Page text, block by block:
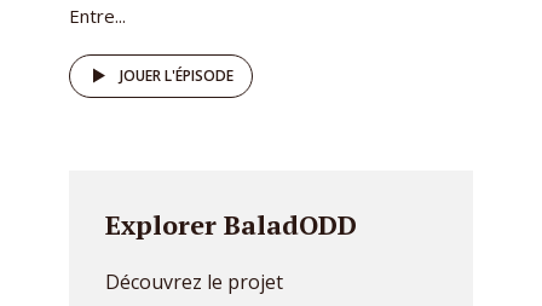
Entre...
JOUER L'ÉPISODE
Explorer BaladODD
Découvrez le projet